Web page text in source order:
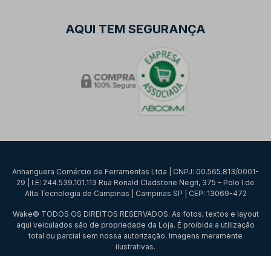
AQUI TEM SEGURANÇA
Anhanguera Comércio de Ferramentas Ltda | CNPJ: 00.565.813/0001-
29 | I.E: 244.539.101.113 Rua Ronald Cladstone Negri, 375 - Polo I de
Alta Tecnologia de Campinas | Campinas SP | CEP: 13069-472
Wake© TODOS OS DIREITOS RESERVADOS. As fotos, textos e layout
aqui veiculados são de propriedade da Loja. É proibida a utilização
total ou parcial sem nossa autorização. Imagens meramente
ilustrativas.